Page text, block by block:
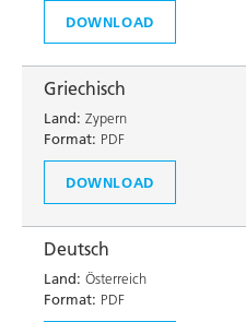
DOWNLOAD
Griechisch
Land: Zypern
Format: PDF
DOWNLOAD
Deutsch
Land: Österreich
Format: PDF